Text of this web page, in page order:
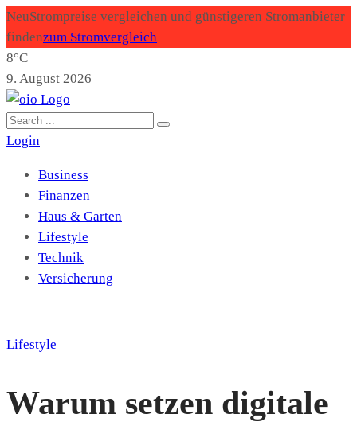
NeuStrompreise vergleichen und günstigeren Stromanbieter
findenzum Stromvergleich
8°C
9. August 2026
Login
Business
Finanzen
Haus & Garten
Lifestyle
Technik
Versicherung
Lifestyle
Warum setzen digitale